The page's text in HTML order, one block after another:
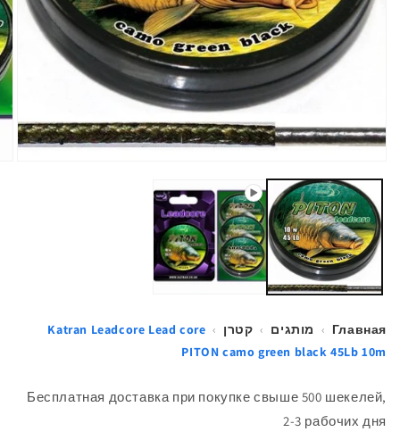
Главная
› מותגים › קטרן ›
Katran Leadcore Lead core
PITON camo green black 45Lb 10m
Бесплатная доставка при покупке свыше 500 шекелей,
2-3 рабочих дня